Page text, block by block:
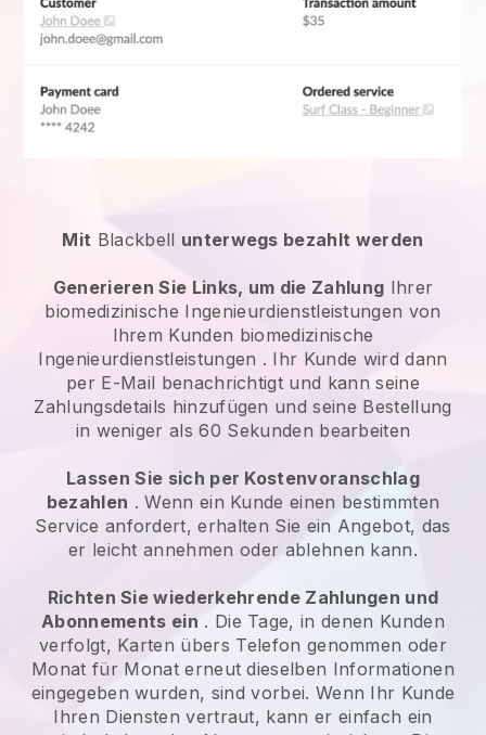
Mit Blackbell unterwegs bezahlt werden
Generieren Sie Links, um die Zahlung Ihrer
biomedizinische Ingenieurdienstleistungen von
Ihrem Kunden biomedizinische
Ingenieurdienstleistungen . Ihr Kunde wird dann
per E-Mail benachrichtigt und kann seine
Zahlungsdetails hinzufügen und seine Bestellung
in weniger als 60 Sekunden bearbeiten
Lassen Sie sich per Kostenvoranschlag
bezahlen . Wenn ein Kunde einen bestimmten
Service anfordert, erhalten Sie ein Angebot, das
er leicht annehmen oder ablehnen kann.
Richten Sie wiederkehrende Zahlungen und
Abonnements ein . Die Tage, in denen Kunden
verfolgt, Karten übers Telefon genommen oder
Monat für Monat erneut dieselben Informationen
eingegeben wurden, sind vorbei. Wenn Ihr Kunde
Ihren Diensten vertraut, kann er einfach ein